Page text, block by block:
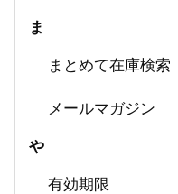
ま
まとめて在庫検索
メールマガジン
や
有効期限